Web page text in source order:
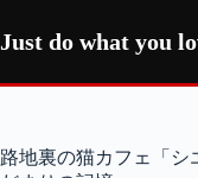
ン
ン
ス
Just do what you
路地裏の猫カフェ「シ